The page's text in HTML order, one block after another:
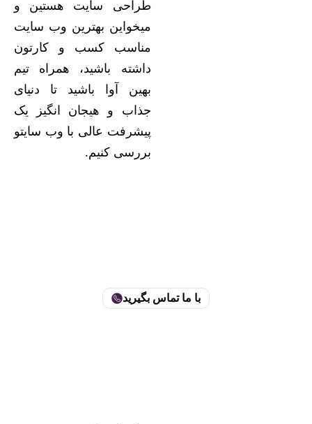
طراحی سایت هستین و
میخواین بهترین وب سایت
مناسب کسب و کارتون
داشته باشید، همراه تیم
بهین آوا باشید تا دنیای
جذاب و هیجان انگیز یک
پیشرفت عالی با وب سایتو
بررسی کنیم.
با ما تماس بگیرید